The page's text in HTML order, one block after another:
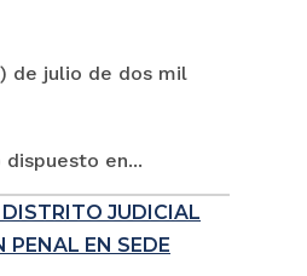
de julio de dos mil
en...
JUDICIAL
PENAL EN SEDE